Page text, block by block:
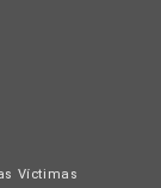
Víctimas